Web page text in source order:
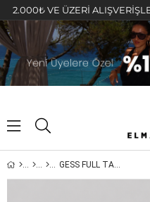
VE ÜZERİ ALIŞVERİŞLERDE
GESS FULL TAŞLI CROP T-SHIRT